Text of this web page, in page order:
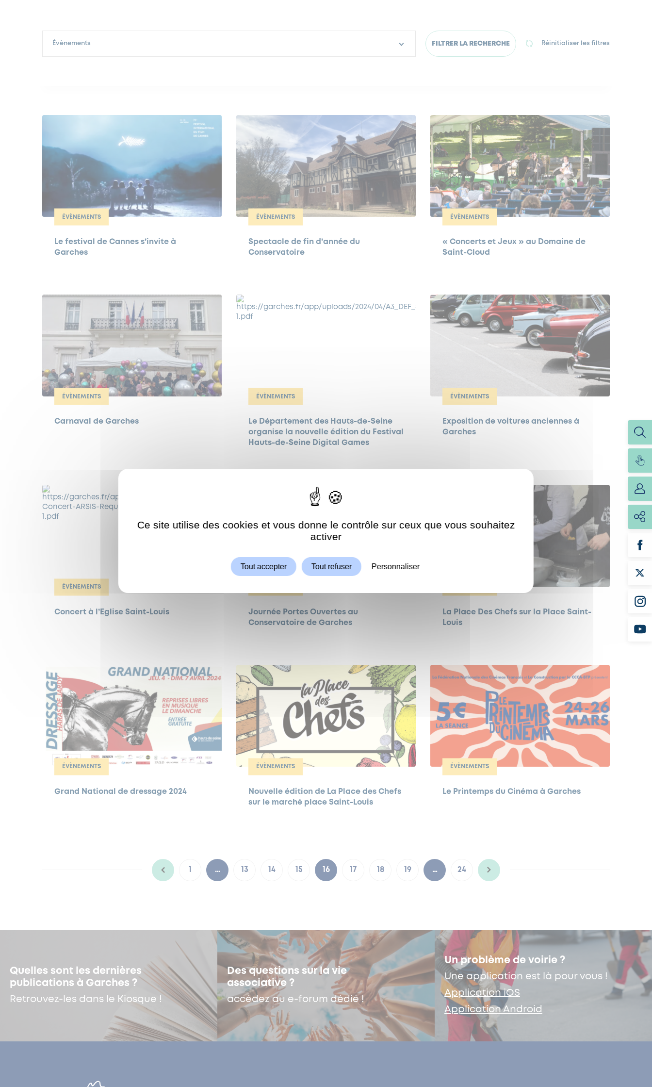
Évènements FILTRER LA RECHERCHE Réinitialiser les filtres
ÉVÈNEMENTS
Le festival de Cannes s’invite à
Garches
ÉVÈNEMENTS
Spectacle de fin d’année du
Conservatoire
ÉVÈNEMENTS
« Concerts et Jeux » au Domaine de
Saint-Cloud
ÉVÈNEMENTS
Carnaval de Garches
ÉVÈNEMENTS
Le Département des Hauts-de-Seine
organise la nouvelle édition du Festival
Hauts-de-Seine Digital Games
ÉVÈNEMENTS
Exposition de voitures anciennes à
Garches
ÉVÈNEMENTS
Concert à l’Eglise Saint-Louis
Journée Portes Ouvertes au
Conservatoire de Garches
La Place Des Chefs sur la Place Saint-
Louis
ÉVÈNEMENTS
Grand National de dressage 2024
ÉVÈNEMENTS
Nouvelle édition de La Place des Chefs
sur le marché place Saint-Louis
ÉVÈNEMENTS
Le Printemps du Cinéma à Garches
… 13 14 15 16 17 18 19 … 24
Quelles sont les dernières
publications à Garches ?
Retrouvez-les dans le Kiosque !
Des questions sur la vie
associative ?
accédez au e-forum dédié !
Un problème de voirie ?
Une application est là pour vous !
Application iOS
Application Android
Autoriser
Ce site utilise des cookies et vous donne le contrôle sur ceux que vous souhaitez
activer
Tout accepter Tout refuser Personnaliser